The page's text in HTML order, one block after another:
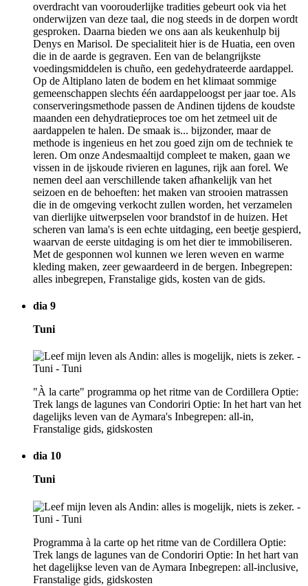
overdracht van voorouderlijke tradities gebeurt ook via het
onderwijzen van deze taal, die nog steeds in de dorpen wordt
gesproken. Daarna bieden we ons aan als keukenhulp bij
Denys en Marisol. De specialiteit hier is de Huatia, een oven
die in de aarde is gegraven. Een van de belangrijkste
voedingsmiddelen is chuño, een gedehydrateerde aardappel.
Op de Altiplano laten de bodem en het klimaat sommige
gemeenschappen slechts één aardappeloogst per jaar toe. Als
conserveringsmethode passen de Andinen tijdens de koudste
maanden een dehydratieproces toe om het zetmeel uit de
aardappelen te halen. De smaak is... bijzonder, maar de
methode is ingenieus en het zou goed zijn om de techniek te
leren. Om onze Andesmaaltijd compleet te maken, gaan we
vissen in de ijskoude rivieren en lagunes, rijk aan forel. We
nemen deel aan verschillende taken afhankelijk van het
seizoen en de behoeften: het maken van strooien matrassen
die in de omgeving verkocht zullen worden, het verzamelen
van dierlijke uitwerpselen voor brandstof in de huizen. Het
scheren van lama's is een echte uitdaging, een beetje gespierd,
waarvan de eerste uitdaging is om het dier te immobiliseren.
Met de gesponnen wol kunnen we leren weven en warme
kleding maken, zeer gewaardeerd in de bergen. Inbegrepen:
alles inbegrepen, Franstalige gids, kosten van de gids.
dia 9
Tuni
"À la carte" programma op het ritme van de Cordillera Optie:
Trek langs de lagunes van Condoriri Optie: In het hart van het
dagelijks leven van de Aymara's Inbegrepen: all-in,
Franstalige gids, gidskosten
dia 10
Tuni
Programma à la carte op het ritme van de Cordillera Optie:
Trek langs de lagunes van de Condoriri Optie: In het hart van
het dagelijkse leven van de Aymara Inbegrepen: all-inclusive,
Franstalige gids, gidskosten